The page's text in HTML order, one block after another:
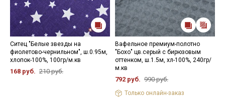
Ситец "Белые звезды на
фиолетово-чернильном", ш.0.95м,
хлопок-100%, 100гр/м.кв
168 руб. 210 руб.
Вафельное премиум-полотно
"Бохо" цв.серый с бирюзовым
оттенком, ш.1.5м, хл-100%, 240гр/
м.кв
792 руб. 990 руб.
Только онлайн-заказ